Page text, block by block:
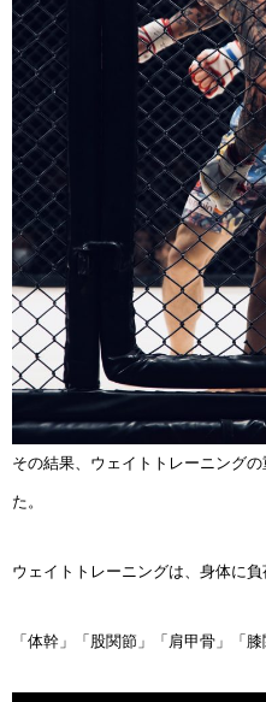
その結果、ウェイトトレーニング
た。
ウェイトトレーニングは、身体に
「体幹」「股関節」「肩甲骨」「膝